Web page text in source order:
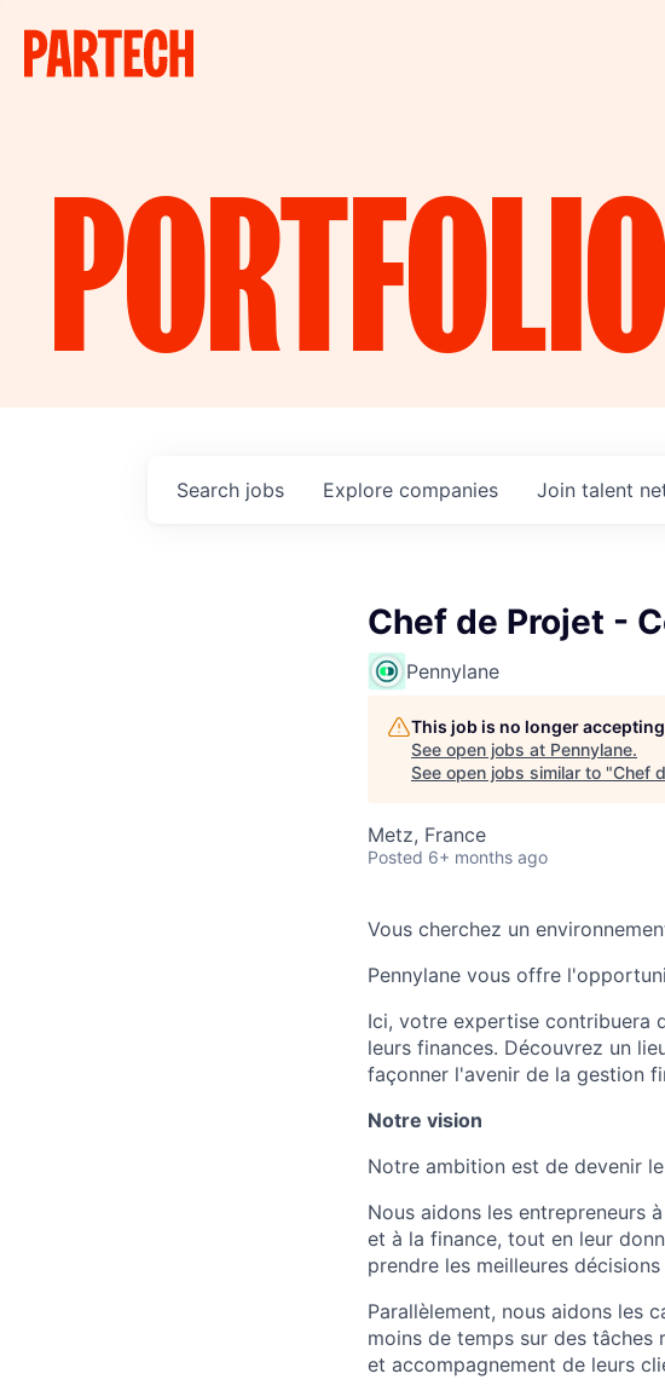
PORTFOLIO
Search jobs Explore companies Join talent
Chef de Projet -
Pennylane
This job is no longer
See open jobs at Pennylane.
See open jobs similar to "Chef
Metz, France
Posted 6+ months ago
Vous cherchez un
Pennylane vous offre
Ici, votre expertise contribuera
leurs finances. Découvrez un
façonner l'avenir de la gestion
Notre vision
Notre ambition est de devenir
Nous aidons les entrepreneurs
et à la finance, tout en leur
prendre les meilleures
Parallèlement, nous aidons les
moins de temps sur des
et accompagnement de leurs